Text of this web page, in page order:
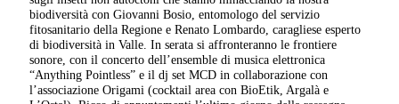
biodiversità con Giovanni Bosio, entomologo del servizio
fitosanitario della Regione e Renato Lombardo, caragliese esperto
di biodiversità in Valle. In serata si affronteranno le frontiere
sonore, con il concerto dell’ensemble di musica elettronica
“Anything Pointless” e il dj set MCD in collaborazione con
l’associazione Origami (cocktail area con BioEtik, Argalà e